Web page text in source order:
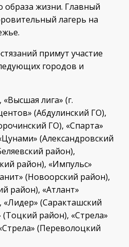
жизни. Главный
лагерь на
примут участие
городов и
«Высшая лига» (г.
(Абдулинский ГО),
ГО), «Спарта»
(Александровский
район),
район), «Импульс»
(Новоорский район),
район), «Атлант»
«Лидер» (Саракташский
район), «Стрела»
(Переволоцкий